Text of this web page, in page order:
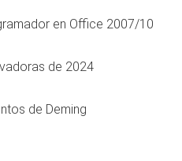
en Office 2007/10
de 2024
de Deming